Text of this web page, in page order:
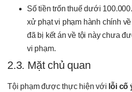
Số tiền trốn thuế dưới
xử phạt vi phạm hành chính
đã bị kết án về tội này chưa
vi phạm.
2.3. Mặt chủ quan
Tội phạm được thực hiện với lỗi cố